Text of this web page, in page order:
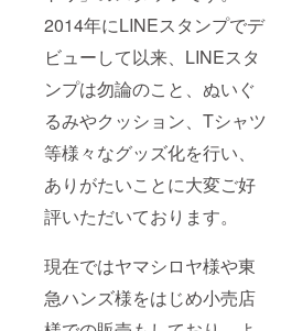
2014年にLINEスタンプでデ
ビューして以来、LINEスタ
ンプは勿論のこと、ぬいぐ
るみやクッション、Tシャツ
等様々なグッズ化を行い、
ありがたいことに大変ご好
評いただいております。
現在ではヤマシロヤ様や東
急ハンズ様をはじめ小売店